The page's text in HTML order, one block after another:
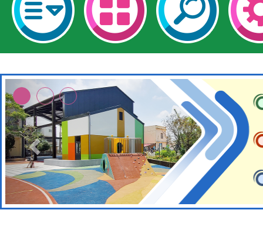
本校115學年度第2次
適應運動共學行動站研